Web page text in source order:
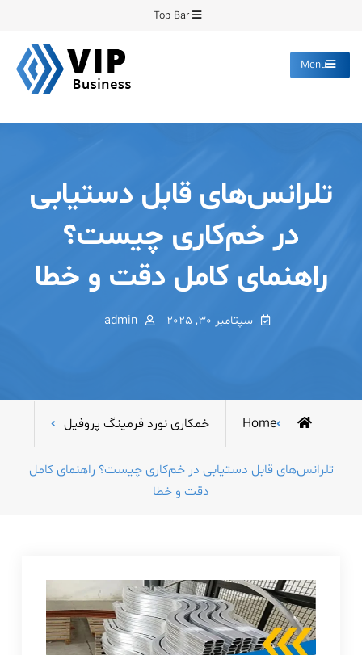
content
Top Bar
Menu
تلرانس‌های قابل دستیابی
در خم‌کاری چیست؟
راهنمای کامل دقت و خطا
سپتامبر 30, 2025 admin
Home خمکاری نورد فرمینگ پروفیل
تلرانس‌های قابل دستیابی در خم‌کاری چیست؟ راهنمای کامل
دقت و خطا